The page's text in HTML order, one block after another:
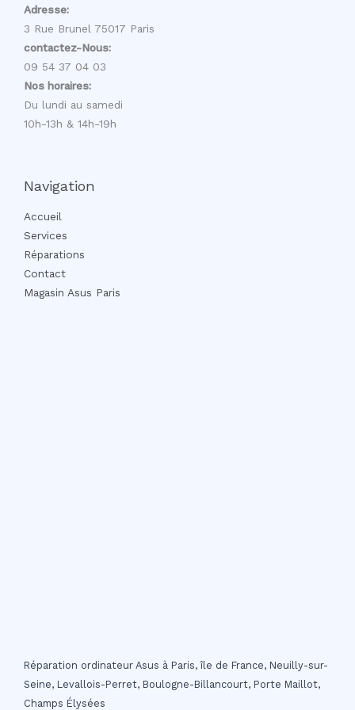
Adresse:
3 Rue Brunel 75017 Paris
contactez-Nous:
09 54 37 04 03
Nos horaires:
Du lundi au samedi
10h-13h & 14h-19h
Navigation
Accueil
Services
Réparations
Contact
Magasin Asus Paris
Réparation ordinateur Asus à Paris, île de France, Neuilly-sur-
Seine, Levallois-Perret, Boulogne-Billancourt, Porte Maillot,
Champs Élysées